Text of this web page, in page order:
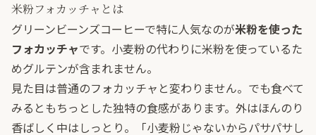
米粉フォカッチャとは
グリーンビーンズコーヒーで特に人気なのが米粉を使った
フォカッチャです。小麦粉の代わりに米粉を使っているた
めグルテンが含まれません。
見た目は普通のフォカッチャと変わりません。でも食べて
みるともちっとした独特の食感があります。外はほんのり
香ばしく中はしっとり。「小麦粉じゃないからパサパサし